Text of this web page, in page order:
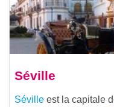
Séville
Séville est la capitale